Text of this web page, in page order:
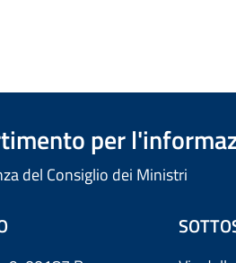
per
del Consiglio dei Ministri